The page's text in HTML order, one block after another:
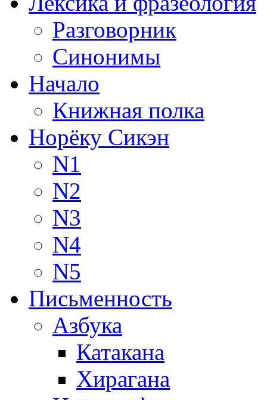
Разговорник
Синонимы
Начало
Книжная полка
Норёку Сикэн
N1
N2
N3
N4
N5
Письменность
Азбука
Катакана
Хирагана